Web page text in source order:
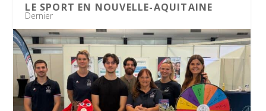
LE SPORT EN NOUVELLE-AQUITAINE
Dernier